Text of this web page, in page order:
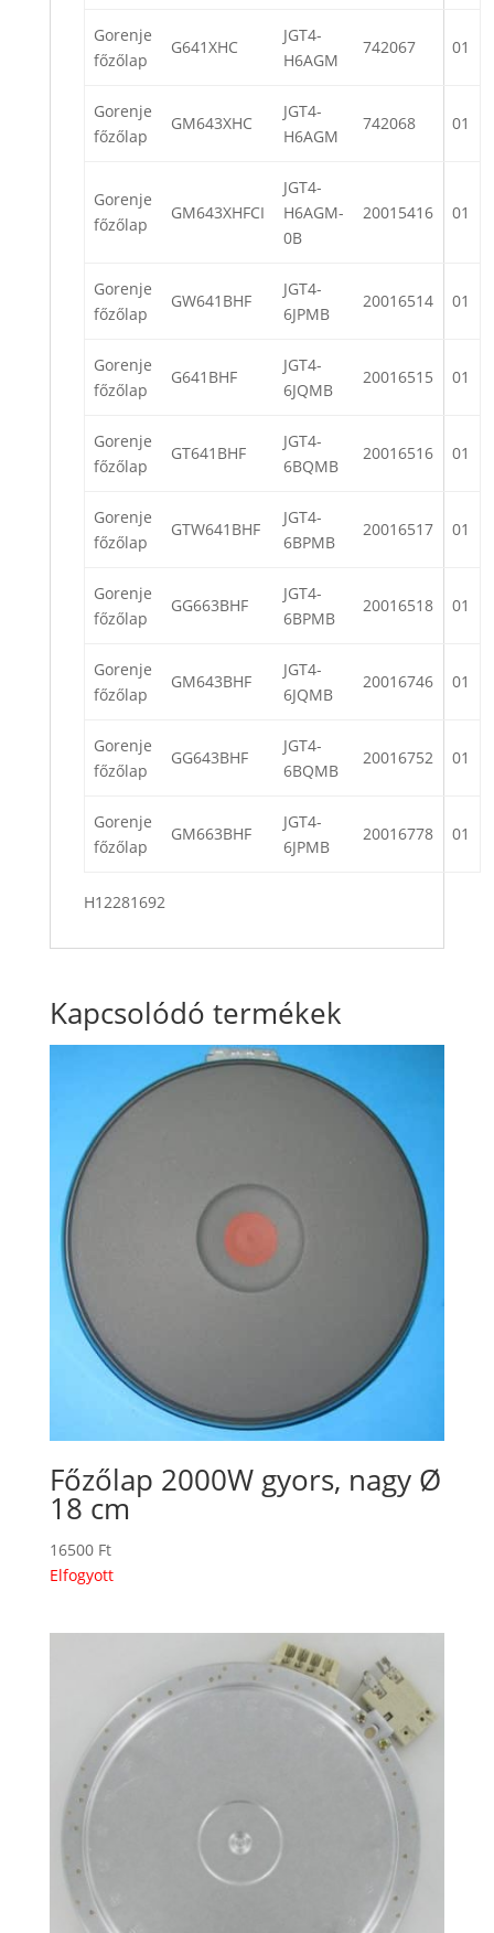
Gorenje
főzőlap
G641XHC
JGT4-
H6AGM
742067 01
Gorenje
főzőlap
GM643XHC
JGT4-
H6AGM
742068 01
Gorenje
főzőlap
GM643XHFCI
JGT4-
H6AGM-
0B
20015416 01
Gorenje
főzőlap
GW641BHF
JGT4-
6JPMB
20016514 01
Gorenje
főzőlap
G641BHF
JGT4-
6JQMB
20016515 01
Gorenje
főzőlap
GT641BHF
JGT4-
6BQMB
20016516 01
Gorenje
főzőlap
GTW641BHF
JGT4-
6BPMB
20016517 01
Gorenje
főzőlap
GG663BHF
JGT4-
6BPMB
20016518 01
Gorenje
főzőlap
GM643BHF
JGT4-
6JQMB
20016746 01
Gorenje
főzőlap
GG643BHF
JGT4-
6BQMB
20016752 01
Gorenje
főzőlap
GM663BHF
JGT4-
6JPMB
20016778 01
H12281692
Kapcsolódó termékek
Főzőlap 2000W gyors, nagy Ø
18 cm
16500 Ft
Elfogyott